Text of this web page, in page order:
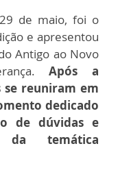
de maio, foi o
e apresentou
Antigo ao Novo
Após a
reuniram em
dedicado
de dúvidas e
da temática